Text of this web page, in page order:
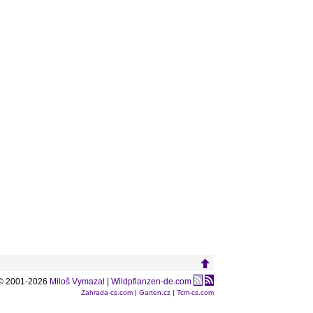
2001-2026 Miloš Vymazal Wildpflanzen-de.com
Zahrada-cs.com | Garten.cz | Tcm-cs.com